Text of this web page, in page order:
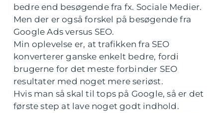
bedre end besøgende fra fx. Sociale Medier.
Men der er også forskel på besøgende fra
Google Ads versus SEO.
Min oplevelse er, at trafikken fra SEO
konverterer ganske enkelt bedre, fordi
brugerne for det meste forbinder SEO
resultater med noget mere seriøst.
Hvis man så skal til tops på Google, så er det
første step at lave noget godt indhold.